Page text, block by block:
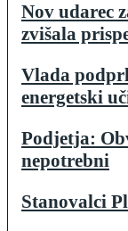
Nov udarec
zvišala
Vlada
energetski
Podjetja:
nepotrebni
Stanovalci